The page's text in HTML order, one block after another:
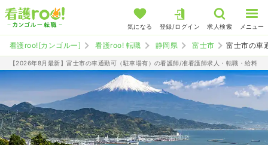
気になる 登録/ログイン 求人検索 メニュー
看護roo![カンゴルー] 看護roo! 転職 静岡県 富士市 富士市の車
【2026年8月最新】富士市の車通勤可（駐車場有）の看護師/准看護師求人・転職・給料